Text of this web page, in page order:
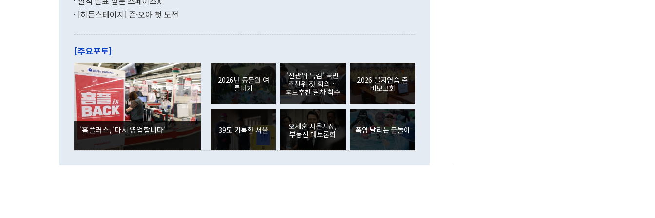
"우리의 선의대로 하는 게 과연 한반도의 평화와 안정에 플러스냐, 결론적
관은 업무보고 사후 브리핑에서 정 장관이 언급한 '4자 회담'에 대해 "이상
이 9월 러시아 블라디보스토크에서 열리는 '동방경제포럼(EEF)'을 언급하
며 "정부 차원에서 (참석을) 검토하고 있다"고 발언한 데 대해서도 조 장관
은 "그것은 외교부의 몫"이라며 "아직 거기까지 진도가 나가지 않았다"고
잘랐다. 정 장관이 이날 소개한 대북 구상과 설명은 정부 내 조율을 거치지
않았다는 점에서 문제가 있다. 특히 주적 표현 대체와 국호 사용, 9·19 군
사합의 복원, 4자회담 추진 등은 통일부 장관이 결정할 사안이 아니어서 월
권이라는 지적이 나오고 있다. 이 대통령은 정 장관의 업무보고를 듣고 난
뒤 "여기 업무보고에 발표했다고 승인난 건 아니다"라고 재차 확인했다. 정
부의 한 소식통은 "정 장관의 발언 내용은 대부분 국가안전보장회의(NSC)
를 거쳐 결정된 사안이 아닌 정 장관의 개인적 생각에 가깝다"며 "안보 관
련 부처 장관이 정부의 공식 정책이 아닌 사안을 추진하겠다고 업무보고를
하고 대통령의 면전에서 '국군통수권자가 나서야 한다'고 주장한 것은 심각
기록했지만 지식재산권사용료수지는 전월 흑자에서 4억4000만달러 적자
로 전환됐다. 본원소득수지는 배당소득을 중심으로 32억7000만달러 흑자
는 배당수입이 늘어난 데다 전월 분기배당에 따른 기저효과로 배당지급이
였던 올해 3월(369억9000만달러)을 넘어선 것이다. 직접투자에서는 내국
인의 해외투자가 80억1000만달러, 외국인의 국내투자가 46억3000만달러
각각 증가했다. 증권투자에서는 외국인의 국내 주식 매도세가 이어졌다. 외
국인의 국내 주식 투자는 차익실현 매도 등의 영향으로 316억1000만달러
감소하며 전월(-310억5000만달러)에 이어 역대 최대 순매도 기록을 다시
경신했다. 외국인의 국내 채권투자는 세계국채지수(WGBI) 자금 유입에도
분기 말 만기도래 영향으로 증가 폭이 줄어든 52억9000만달러를 기록했
다. 내국인의 해외 증권투자는 주식을 중심으로 35억6000만달러 증가했
다. eoyn2@newspim.com
[히든스테이지] 즌·오아 첫 도전
[주요포토]
'홈플러스, '다시 영업합니다'
2026년 동물원 여
름나기
'선관위 특검' 국민
추천위 첫 회의…
후보추천 절차 착수
2026 을지연습 준
비보고회
39도 기록한 서울
오세훈 서울시장,
부동산 대토론회
폭염 날리는 물놀이